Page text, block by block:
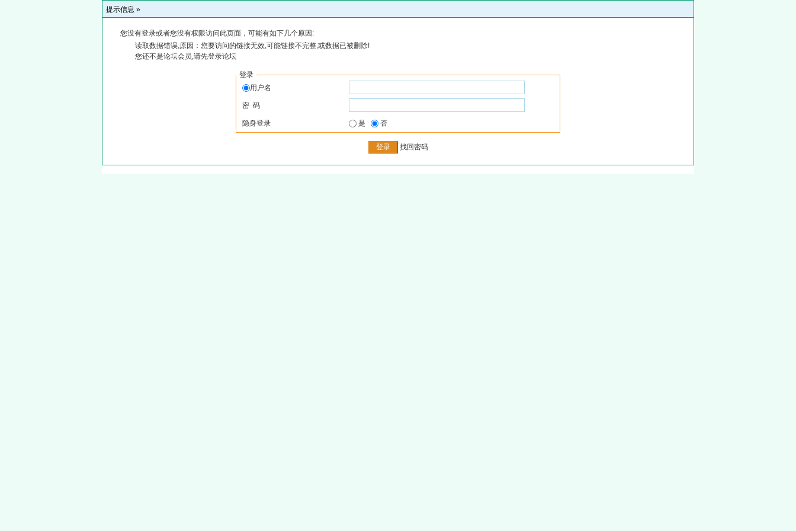
提示信息 »
您没有登录或者您没有权限访问此页面，可能有如下几个原因:
读取数据错误,原因：您要访问的链接无效,可能链接不完整,或数据已被删除!
您还不是论坛会员,请先登录论坛
登录
用户名
密 码
隐身登录 是 否
找回密码